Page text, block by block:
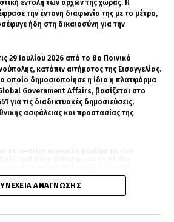
του απαγορεύουν να
στην απανταχού
και τόσο ιερούς δεσμούς
– αδέρφια μας, αλλά να
διπλωματική
η πολιτική σου ως χώρα
τα σύνορα του Κολωνακίου.
με το κάθε φύσημα των
μας….
εντολή των αρχών της χώρας. Η
την έντονη διαφωνία της με το μέτρο,
ήδη στη δικαιοσύνη για την
29 Ιουλίου 2026 από το 8ο Ποινικό
κατόπιν αιτήματος της Εισαγγελίας.
οποίο δημοσιοποίησε η ίδια η πλατφόρμα
Government Affairs, βασίζεται στο
για τις διαδικτυακές δημοσιεύσεις,
ασφάλειας και προστασίας της
with the order, we are
in court and, in the spirit of full
shbxPLYJHm
Affairs (@GlobalAffairs)August
ΑΝΆΓΝΩΣΗΣ